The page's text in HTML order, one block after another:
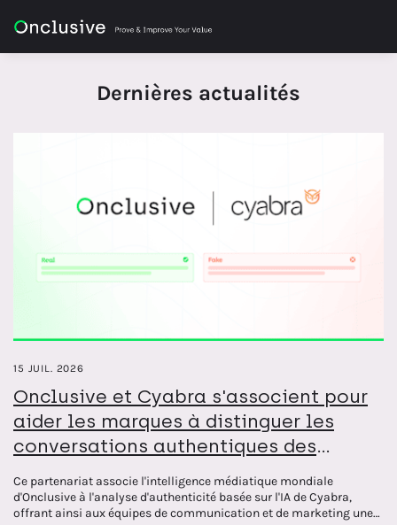
Dernières actualités
15 JUIL. 2026
Onclusive et Cyabra s'associent pour
aider les marques à distinguer les
conversations authentiques des
discours fallacieux
Ce partenariat associe l'intelligence médiatique mondiale
d'Onclusive à l'analyse d'authenticité basée sur l'IA de Cyabra,
offrant ainsi aux équipes de communication et de marketing une